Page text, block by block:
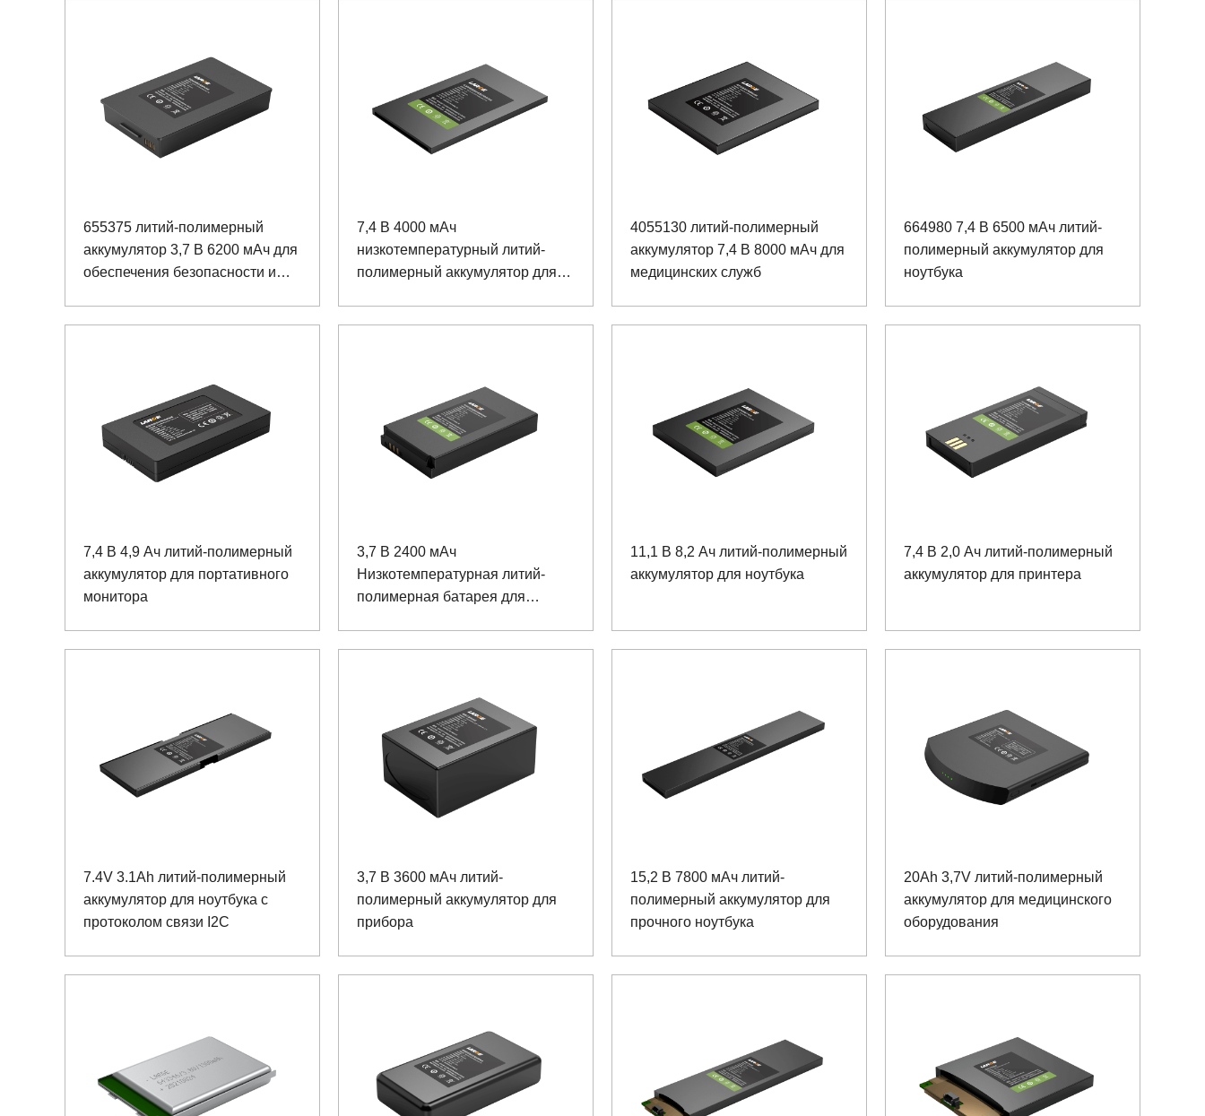
655375 литий-полимерный
аккумулятор 3,7 В 6200 мАч для
обеспечения безопасности и
7,4 В 4000 мАч
низкотемпературный литий-
полимерный аккумулятор для
4055130 литий-полимерный
аккумулятор 7,4 В 8000 мАч для
медицинских служб
664980 7,4 В 6500 мАч литий-
полимерный аккумулятор для
ноутбука
7,4 В 4,9 Ач литий-полимерный
аккумулятор для портативного
монитора
3,7 В 2400 мАч
Низкотемпературная литий-
полимерная батарея для
11,1 В 8,2 Ач литий-полимерный
аккумулятор для ноутбука
7,4 В 2,0 Ач литий-полимерный
аккумулятор для принтера
7.4V 3.1Ah литий-полимерный
аккумулятор для ноутбука с
протоколом связи I2C
3,7 В 3600 мАч литий-
полимерный аккумулятор для
прибора
15,2 В 7800 мАч литий-
полимерный аккумулятор для
прочного ноутбука
20Ah 3,7V литий-полимерный
аккумулятор для медицинского
оборудования